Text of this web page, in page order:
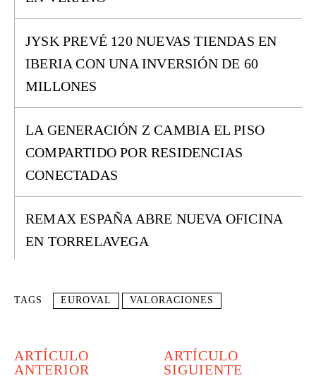
JYSK PREVÉ 120 NUEVAS TIENDAS EN
IBERIA CON UNA INVERSIÓN DE 60
MILLONES
LA GENERACIÓN Z CAMBIA EL PISO
COMPARTIDO POR RESIDENCIAS
CONECTADAS
REMAX ESPAÑA ABRE NUEVA OFICINA
EN TORRELAVEGA
TAGS EUROVAL VALORACIONES
ARTÍCULO
ANTERIOR
ARTÍCULO
SIGUIENTE